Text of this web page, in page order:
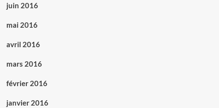
juin 2016
mai 2016
avril 2016
mars 2016
février 2016
janvier 2016